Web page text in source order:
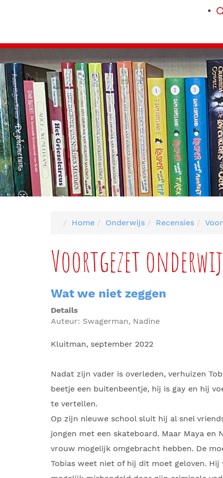
Home Onderwijs Recensies
Voortgezet
Wat we niet zeggen
Details
Auteur: Swagerman, Nadine
Kluitman, september 2022
Nadat zijn vader is overleden, verhuizen
beetje een buitenbeentje, hij is gay en hij
te vertellen.
Op zijn nieuwe school sluit hij al snel
jongen met een skateboard. Maar Maya
vrouw mogelijk omgebracht hebben. De
Tobias weet niet of hij dit moet geloven.